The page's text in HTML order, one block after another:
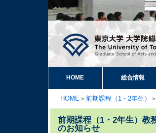
HOME 総合情報
HOME ＞ 前期課程（1・2年生） ＞
前期課程（1・2年生）教
のお知らせ